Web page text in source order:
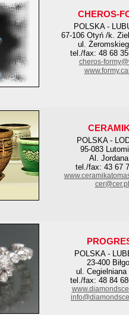
CHEROS-
POLSKA -
67-106 Otyń /k.
ul.
tel./fax: 48 68
cheros-
POLSKA -
95-083
Al.
tel./fax: 43 67
cer@cer.pl
POLSKA -
23-400
ul. Cegielniana
tel./fax: 48 84